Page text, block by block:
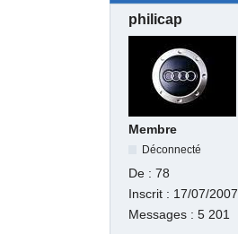
philicap
Membre
Déconnecté
De :78
Inscrit : 17/07/2007
Messages :5 201